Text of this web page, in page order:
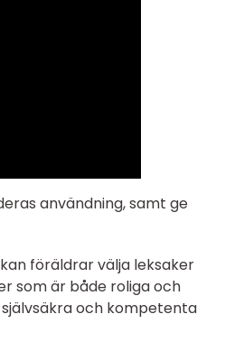
användning, samt ge
föräldrar välja leksaker
som är både roliga och
och kompetenta